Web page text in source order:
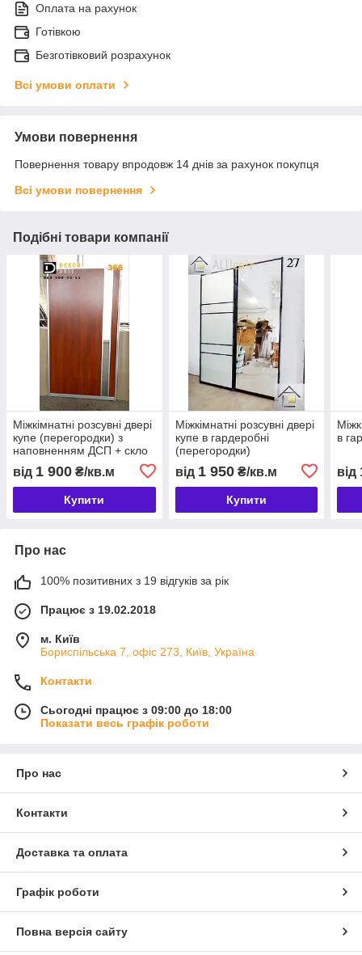
Оплата на рахунок
Готівкою
Безготівковий розрахунок
Всі умови оплати
Умови повернення
Повернення товару впродовж 14 днів за рахунок покупця
Всі умови повернення
Подібні товари компанії
Міжкімнатні розсувні двері
купе (перегородки) з
наповненням ДСП + скло
від 1 900 ₴/кв.м
Купити
Міжкімнатні розсувні двері
купе в гардеробні
(перегородки)
від 1 950₴/кв.м
Купити
в
від
Про нас
100% позитивних з 19 відгуків за рік
Працює з 19.02.2018
м. Київ
Бориспільська 7, офіс 273, Київ, Україна
Контакти
Сьогодні працює з 09:00 до 18:00
Показати весь графік роботи
Про нас
Контакти
Доставка та оплата
Графік роботи
Повна версія сайту